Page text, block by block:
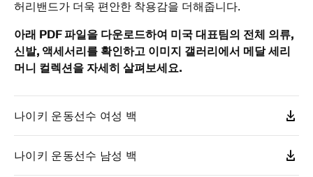
허리밴드가 더욱 편안한 착용감을 더해줍니다.
아래 PDF 파일을 다운로드하여 미국 대표팀의 전체 의류,
신발, 액세서리를 확인하고 이미지 갤러리에서 메달 세리
머니 컬렉션을 자세히 살펴보세요.
나이키 운동선수 여성 백
나이키 운동선수 남성 백